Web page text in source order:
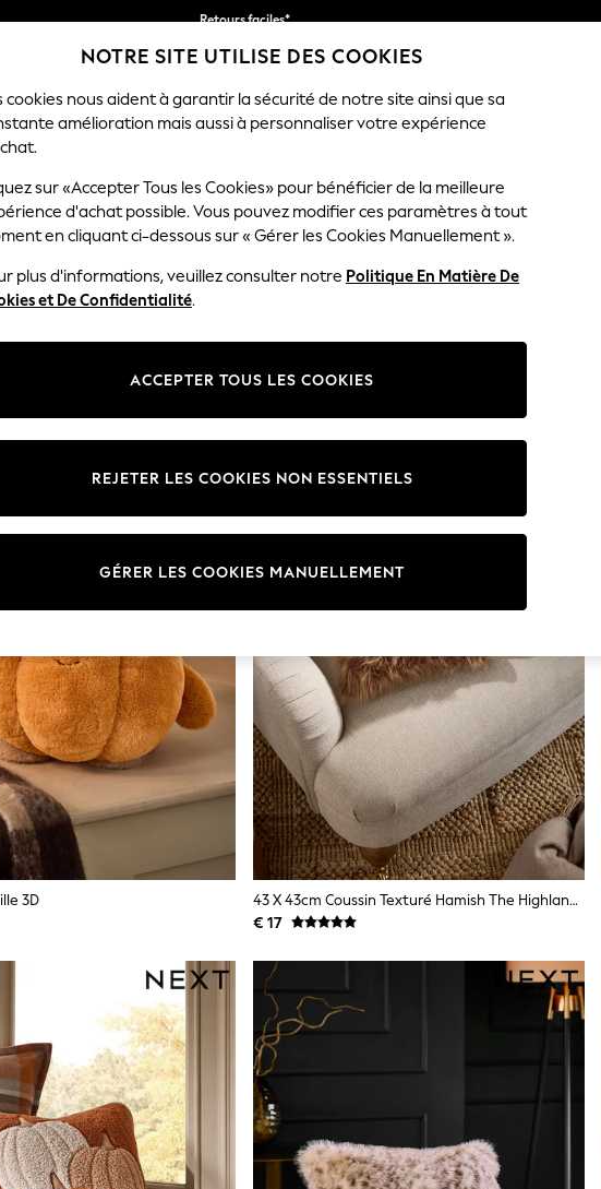
Retours faciles*
Nous acceptez
FEMME HOMME MAISON
COUSSINS(1097)
Uni Géométrique
en couleur Matière
3D
43 X 43cm Coussin Texturé Hamish The Highland Cow En Fausse Fourrure
€ 17
NOTRE SITE UTILISE DES COOKIES
cookies nous aident à garantir la sécurité de notre site ainsi que sa
amélioration mais aussi à personnaliser votre expérience
sur «Accepter Tous les Cookies» pour bénéficier de la meilleure
d'achat possible. Vous pouvez modifier ces paramètres à tout
en cliquant ci-dessous sur « Gérer les Cookies Manuellement ».
plus d'informations, veuillez consulter notre Politique En Matière De
et De Confidentialité.
ACCEPTER TOUS LES COOKIES
GÉRER LES COOKIES MANUELLEMENT
REJETER LES COOKIES NON ESSENTIELS